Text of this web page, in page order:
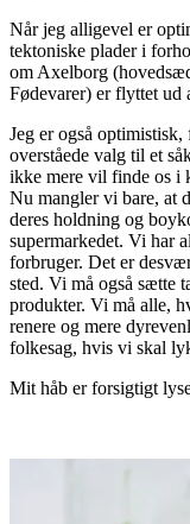
Når jeg alligevel er
tektoniske plader i
om Axelborg
Fødevarer) er flyttet ud
Jeg er også
overståede valg til et
ikke mere vil finde os i
Nu mangler vi bare, at
deres holdning og
supermarkedet. Vi har
forbruger. Det er
sted. Vi må også sætte
produkter. Vi må alle,
renere og mere
folkesag, hvis vi skal
Mit håb er forsigtigt